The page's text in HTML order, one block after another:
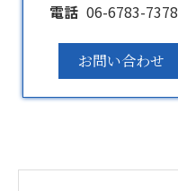
電話 06-6783-7378
お問い合わせ